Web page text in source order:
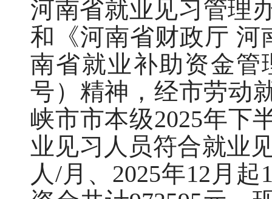
河南省就业见习管理
和《河南省财政厅 河
南省就业补助资金管
号）精神，经市劳动
峡市市本级2025年下
业见习人员符合就业
人/月、2025年12月